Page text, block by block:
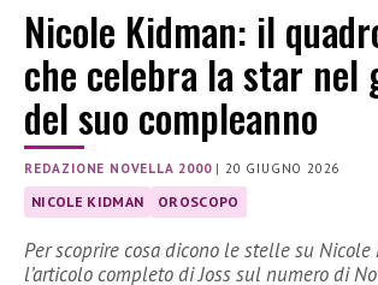
Nicole Kidman: il
che celebra la star nel
del suo compleanno
REDAZIONE NOVELLA 2000|20 GIUGNO 2026
NICOLE KIDMAN OROSCOPO
Per scoprire cosa dicono le stelle su
l’articolo completo di Joss sul numero di